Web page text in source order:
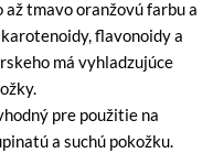
až tmavo oranžovú farbu a
flavonoidy a
má vyhladzujúce
pre použitie na
a suchú pokožku.